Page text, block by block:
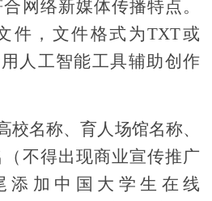
网络新媒体传播特点。
件，文件格式为TXT或
人工智能工具辅助创作
校名称、育人场馆名称、
不得出现商业宣传推广
添加中国大学生在线